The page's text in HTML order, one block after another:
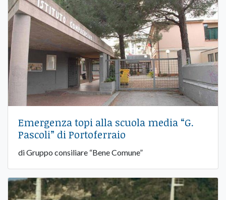
Emergenza topi alla scuola media “G.
Pascoli” di Portoferraio
di Gruppo consiliare “Bene Comune”